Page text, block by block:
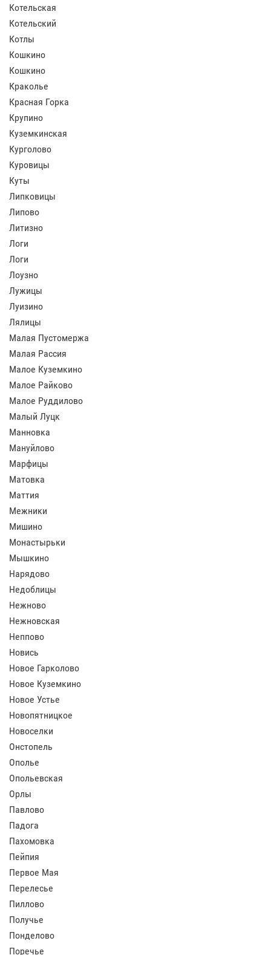
Котельская
Котельский
Котлы
Кошкино
Кошкино
Краколье
Красная Горка
Крупино
Куземкинская
Курголово
Куровицы
Куты
Липковицы
Липово
Литизно
Логи
Логи
Лоузно
Лужицы
Луизино
Лялицы
Малая Пустомержа
Малая Рассия
Малое Куземкино
Малое Райково
Малое Руддилово
Малый Луцк
Манновка
Мануйлово
Марфицы
Матовка
Маттия
Межники
Мишино
Монастырьки
Мышкино
Нарядово
Недоблицы
Нежново
Нежновская
Неппово
Новись
Новое Гарколово
Новое Куземкино
Новое Устье
Новопятницкое
Новоселки
Онстопель
Ополье
Опольевская
Орлы
Павлово
Падога
Пахомовка
Пейпия
Первое Мая
Перелесье
Пиллово
Получье
Понделово
Поречье